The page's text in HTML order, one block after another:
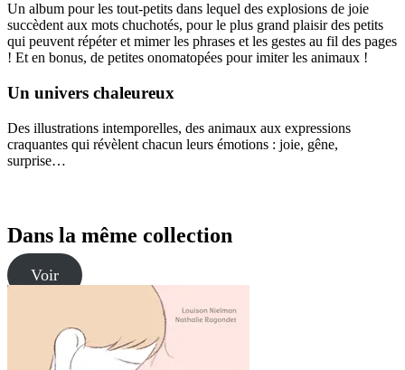
Un album pour les tout-petits dans lequel des explosions de joie
succèdent aux mots chuchotés, pour le plus grand plaisir des petits
qui peuvent répéter et mimer les phrases et les gestes au fil des pages
! Et en bonus, de petites onomatopées pour imiter les animaux !
Un univers chaleureux
Des illustrations intemporelles, des animaux aux expressions
craquantes qui révèlent chacun leurs émotions : joie, gêne,
surprise…
Dans la même collection
Voir